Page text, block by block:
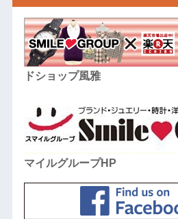
ドショップ風雅
マイルグループHP